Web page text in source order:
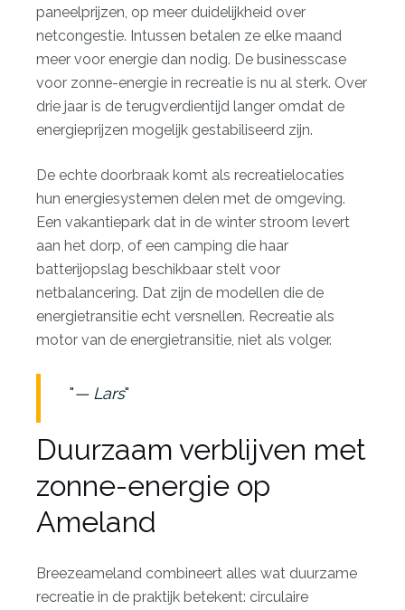
paneelprijzen, op meer duidelijkheid over
netcongestie. Intussen betalen ze elke maand
meer voor energie dan nodig. De businesscase
voor zonne-energie in recreatie is nu al sterk. Over
drie jaar is de terugverdientijd langer omdat de
energieprijzen mogelijk gestabiliseerd zijn.
De echte doorbraak komt als recreatielocaties
hun energiesystemen delen met de omgeving.
Een vakantiepark dat in de winter stroom levert
aan het dorp, of een camping die haar
batterijopslag beschikbaar stelt voor
netbalancering. Dat zijn de modellen die de
energietransitie echt versnellen. Recreatie als
motor van de energietransitie, niet als volger.
— Lars
Duurzaam verblijven met
zonne-energie op
Ameland
Breezeameland combineert alles wat duurzame
recreatie in de praktijk betekent: circulaire